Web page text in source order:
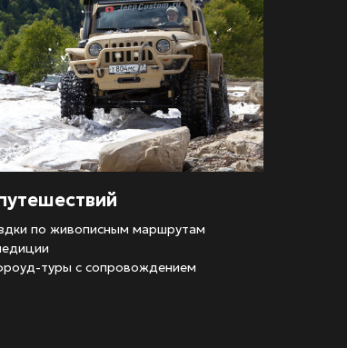
по живописным маршрутам
туры с сопровождением